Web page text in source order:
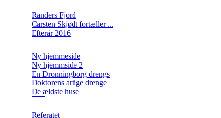
Randers Fjord
Carsten Skjødt fortæller ...
Efterår 2016
Ny hjemmeside
Ny hjemmside 2
En Dronningborg drengs
Doktorens artige drenge
De ældste huse
Referatet